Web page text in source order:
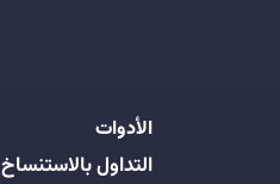
الأدوات
التداول بالاستنساخ